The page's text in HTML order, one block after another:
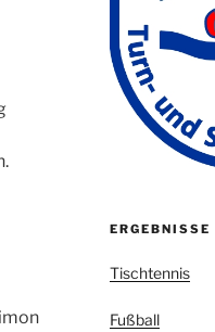
Tischtennis
Fußball